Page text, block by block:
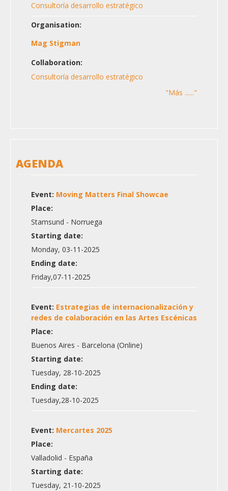
Consultoría desarrollo estratégico
Organisation:
Mag Stigman
Collaboration:
Consultoría desarrollo estratégico
"Más ......"
AGENDA
Event: Moving Matters Final Showcae
Place:
Stamsund - Norruega
Starting date:
Monday, 03-11-2025
Ending date:
Friday,07-11-2025
Event: Estrategias de internacionalización y
redes de colaboración en las Artes Escénicas
Place:
Buenos Aires - Barcelona (Online)
Starting date:
Tuesday, 28-10-2025
Ending date:
Tuesday,28-10-2025
Event: Mercartes 2025
Place:
Valladolid - España
Starting date:
Tuesday, 21-10-2025